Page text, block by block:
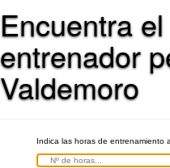
Encuentra
entrenador
Valdemoro
Indica las horas de entrenamiento